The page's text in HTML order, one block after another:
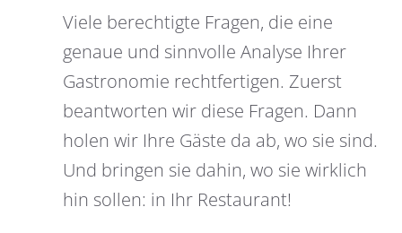
Viele berechtigte Fragen, die eine
genaue und sinnvolle Analyse Ihrer
Gastronomie rechtfertigen. Zuerst
beantworten wir diese Fragen. Dann
holen wir Ihre Gäste da ab, wo sie sind.
Und bringen sie dahin, wo sie wirklich
hin sollen: in Ihr Restaurant!